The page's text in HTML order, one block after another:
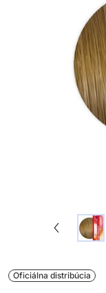
Oficiálna distribúcia